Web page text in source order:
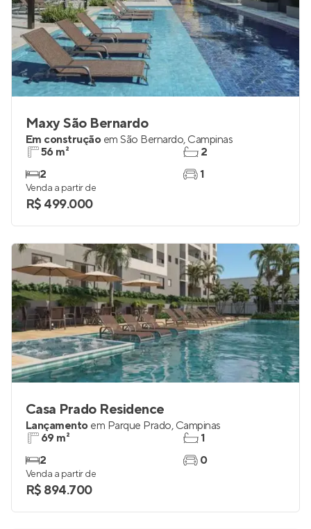
Maxy São Bernardo
Em construção em São Bernardo, Campinas
56 m²
2
2
1
Venda a partir de
R$ 499.000
Casa Prado Residence
Lançamento em Parque Prado, Campinas
69 m²
2
1
0
Venda a partir de
R$ 894.700